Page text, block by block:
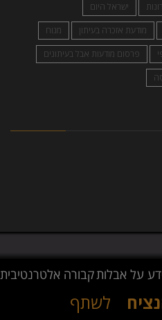
ישראל היום
מודעת אזכרה בעיתון
מנוח
פרסום מודעות אבל בעיתונים
על אבלותקבורה אלטרנטיבית
לשתף